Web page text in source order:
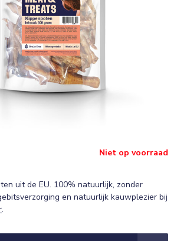
Niet op voorraad
uit de EU. 100% natuurlijk, zonder
en natuurlijk kauwplezier bij
.